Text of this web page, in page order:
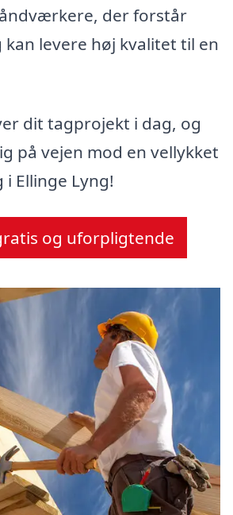
der forstår
kan levere høj kvalitet til en
dit tagprojekt i dag, og
på vejen mod en vellykket
Ellinge Lyng!
og uforpligtende